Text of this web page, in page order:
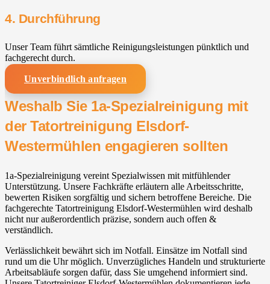
4. Durchführung
Unser Team führt sämtliche Reinigungsleistungen pünktlich und
fachgerecht durch.
Unverbindlich anfragen
Weshalb Sie 1a-Spezialreinigung mit
der Tatortreinigung Elsdorf-
Westermühlen engagieren sollten
1a-Spezialreinigung vereint Spezialwissen mit mitfühlender
Unterstützung. Unsere Fachkräfte erläutern alle Arbeitsschritte,
bewerten Risiken sorgfältig und sichern betroffene Bereiche. Die
fachgerechte Tatortreinigung Elsdorf-Westermühlen wird deshalb
nicht nur außerordentlich präzise, sondern auch offen &
verständlich.
Verlässlichkeit bewährt sich im Notfall. Einsätze im Notfall sind
rund um die Uhr möglich. Unverzügliches Handeln und strukturierte
Arbeitsabläufe sorgen dafür, dass Sie umgehend informiert sind.